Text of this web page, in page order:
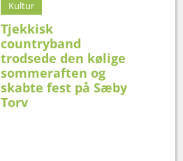
Kultur
Tjekkisk
countryband
trodsede den kølige
sommeraften og
skabte fest på Sæby
Torv